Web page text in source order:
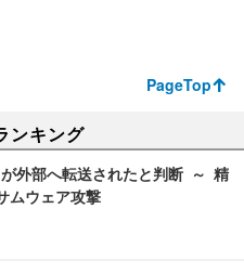
PageTop
ンキング
外部へ転送されたと判断 ～ 精
ムウェア攻撃